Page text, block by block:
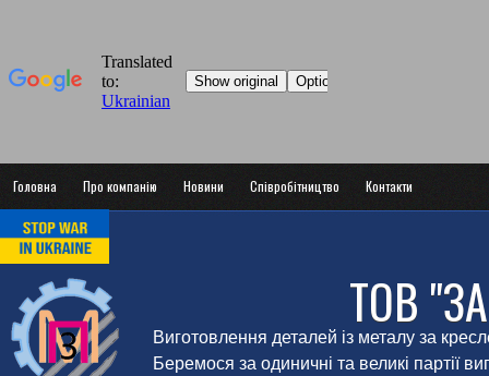
Головна Про компанію Новини Співробітництво Контакти
ТОВ
Виготовлення деталей із металу за
Беремося за одиничні та великі партії